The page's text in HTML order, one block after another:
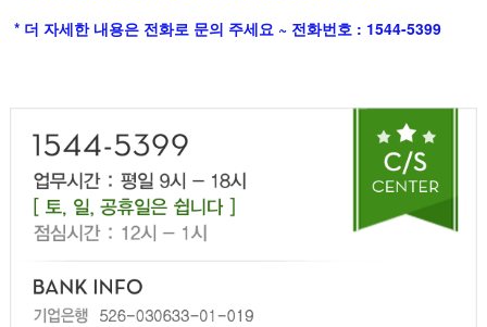
* 더 자세한 내용은 전화로 문의 주세요 ~ 전화번호 : 1544-5399